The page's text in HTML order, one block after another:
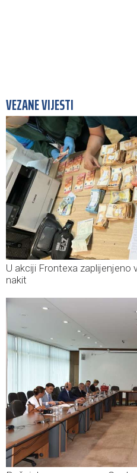
VEZANE VIJESTI
U akciji Frontexa zaplijenjeno
nakit